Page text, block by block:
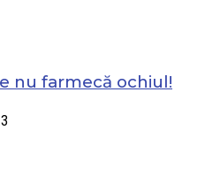
nu farmecă ochiul!